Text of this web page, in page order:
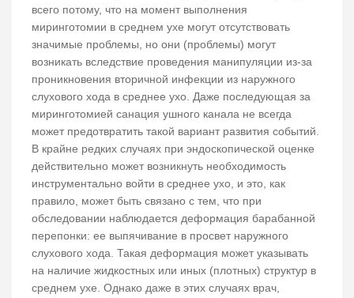
всего потому, что на момент выполнения
миринготомии в среднем ухе могут отсутствовать
значимые проблемы, но они (проблемы) могут
возникать вследствие проведения манипуляции из-за
проникновения вторичной инфекции из наружного
слухового хода в среднее ухо. Даже последующая за
миринготомией санация ушного канала не всегда
может предотвратить такой вариант развития событий.
В крайне редких случаях при эндоскопической оценке
действительно может возникнуть необходимость
инструментально войти в среднее ухо, и это, как
правило, может быть связано с тем, что при
обследовании наблюдается деформация барабанной
перепонки: ее выпячивание в просвет наружного
слухового хода. Такая деформация может указывать
на наличие жидкостных или иных (плотных) структур в
среднем ухе. Однако даже в этих случаях врач,